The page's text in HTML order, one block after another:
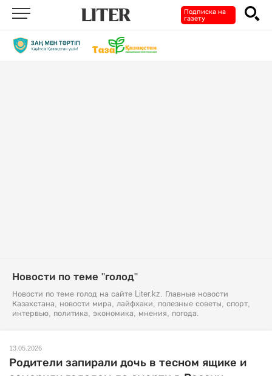
Подписка на
газету
Новости по теме "голод"
Новости по теме голод на сайте Liter.kz. Главные новости
Казахстана, новости мира, лайфхаки, полезные советы, спорт,
интервью, политика, экономика, мнения, погода.
13.05.2026
Родители запирали дочь в тесном ящике и